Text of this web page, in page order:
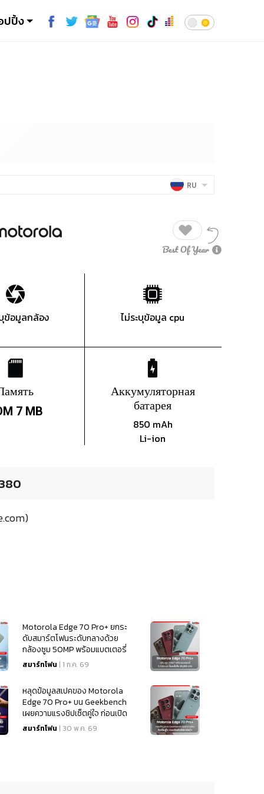
ปปิ้ง
RU
ข้อมูลกล้อง ไม่ระบุข้อมูล cpu
7 MB
Аккумуляторная
батарея
850 mAh
Li-ion
Motorola Edge 70 Pro+ ยกระ
ดับสมาร์ตโฟนระดับกลางด้วย
กล้องซูม 50MP พร้อมแบตเตอรี่
6,500mAh ในงบไม่ถึง 20,000
สมาร์ทโฟน | 1 ก.ค. 69
หลุดข้อมูลสเปคของ Motorola
Edge 70 Pro+ บน Geekbench
เผยความแรงชิปเซ็ตคู่ใจ ก่อนเปิด
ตัวสัปดาห์หน้า
สมาร์ทโฟน | 30 พ.ค. 69